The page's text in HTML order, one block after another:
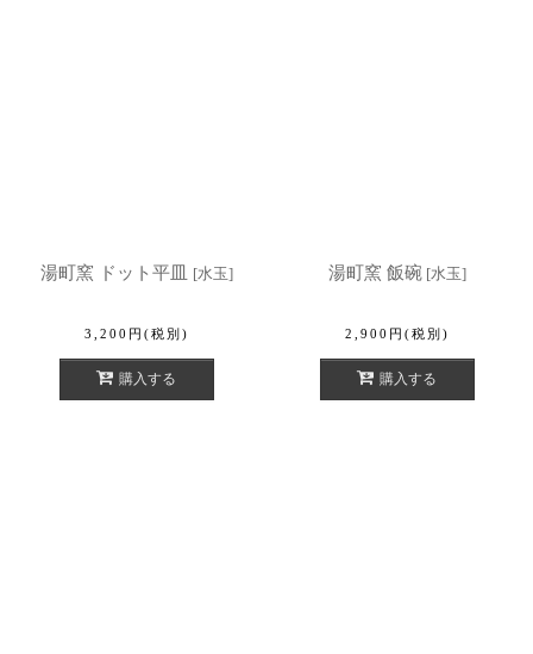
湯町窯 ドット平皿 [水玉]
3,200 円 (税別)
購入する
湯町窯 飯碗 [水玉]
2,900 円 (税別)
購入する